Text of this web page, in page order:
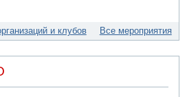
с заседания кабинета на
нападения хуситов и
и клубов Все мероприятия